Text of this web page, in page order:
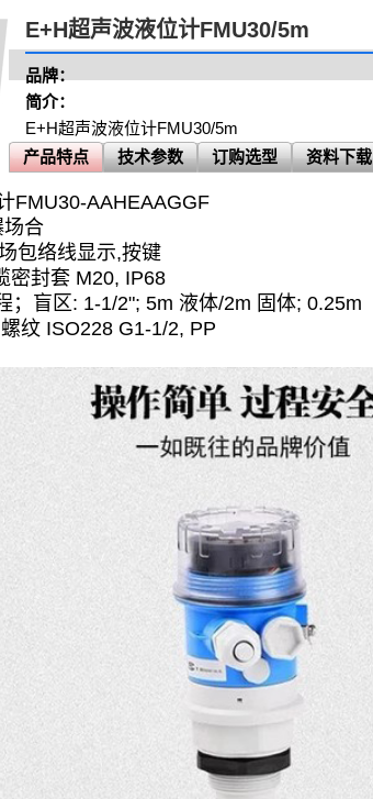
E+H超声波液位计FMU30/5m
品牌：
简介：
E+H超声波液位计FMU30/5m
产品特点
技术参数 订购选型 资料下载
FMU30-AAHEAAGGF
场合
包络线显示,按键
密封套 M20, IP68
；盲区: 1-1/2"; 5m 液体/2m 固体; 0.25m
纹 ISO228 G1-1/2, PP